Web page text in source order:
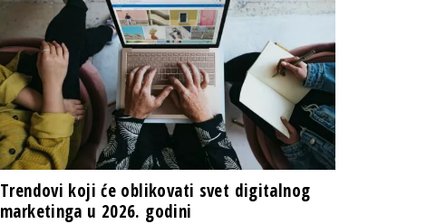
Trendovi koji će oblikovati svet digitalnog
marketinga u 2026. godini